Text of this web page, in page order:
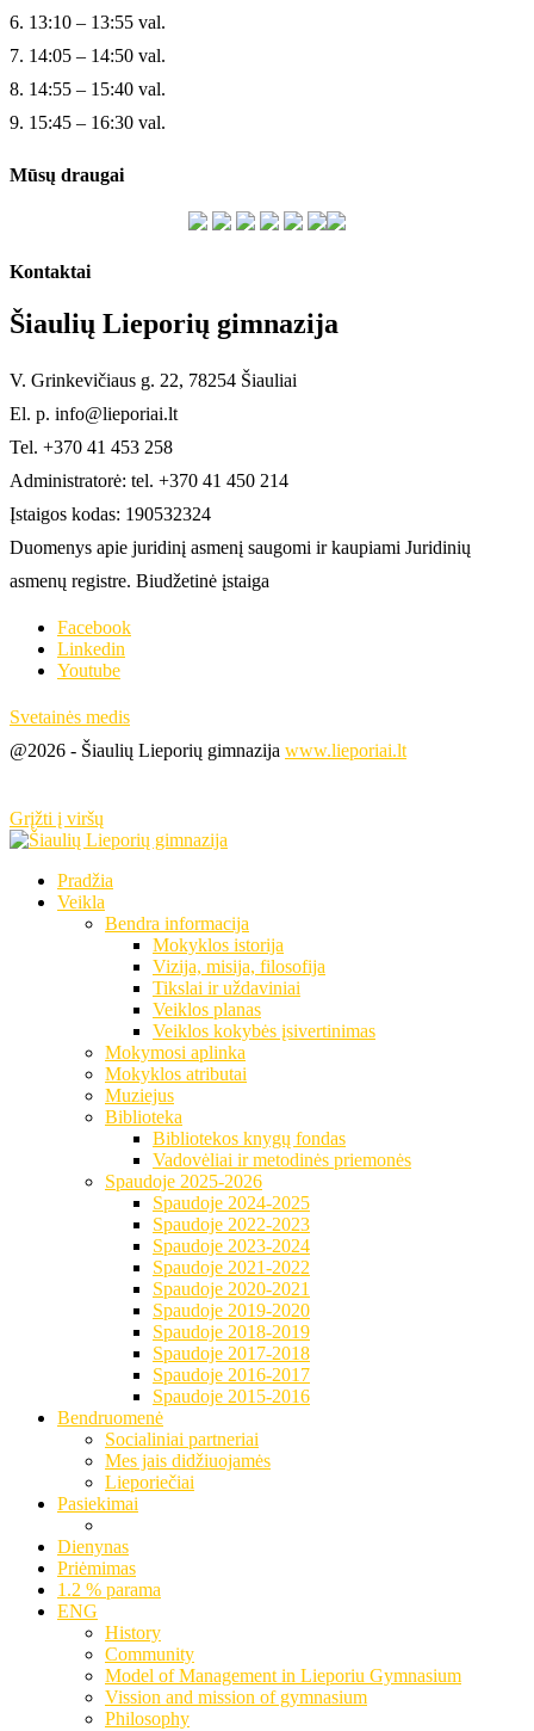
6. 13:10 – 13:55 val.
7. 14:05 – 14:50 val.
8. 14:55 – 15:40 val.
9. 15:45 – 16:30 val.
Mūsų draugai
Kontaktai
Šiaulių Lieporių gimnazija
V. Grinkevičiaus g. 22, 78254 Šiauliai
El. p. info@lieporiai.lt
Tel. +370 41 453 258
Administratorė: tel. +370 41 450 214
Įstaigos kodas: 190532324
Duomenys apie juridinį asmenį saugomi ir kaupiami Juridinių
asmenų registre. Biudžetinė įstaiga
Facebook
Linkedin
Youtube
Svetainės medis
@2026 - Šiaulių Lieporių gimnazija www.lieporiai.lt
Grįžti į viršų
Pradžia
Veikla
Bendra informacija
Mokyklos istorija
Vizija, misija, filosofija
Tikslai ir uždaviniai
Veiklos planas
Veiklos kokybės įsivertinimas
Mokymosi aplinka
Mokyklos atributai
Muziejus
Biblioteka
Bibliotekos knygų fondas
Vadovėliai ir metodinės priemonės
Spaudoje 2025-2026
Spaudoje 2024-2025
Spaudoje 2022-2023
Spaudoje 2023-2024
Spaudoje 2021-2022
Spaudoje 2020-2021
Spaudoje 2019-2020
Spaudoje 2018-2019
Spaudoje 2017-2018
Spaudoje 2016-2017
Spaudoje 2015-2016
Bendruomenė
Socialiniai partneriai
Mes jais didžiuojamės
Lieporiečiai
Pasiekimai
Dienynas
Priėmimas
1.2 % parama
ENG
History
Community
Model of Management in Lieporiu Gymnasium
Vission and mission of gymnasium
Philosophy